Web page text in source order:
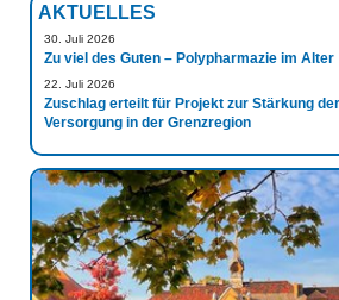
AKTUELLES
30. Juli 2026
Zu viel des Guten – Polypharmazie im Alter
22. Juli 2026
Zuschlag erteilt für Projekt zur Stärkung
Versorgung in der Grenzregion